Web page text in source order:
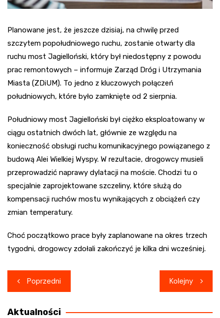
Planowane jest, że jeszcze dzisiaj, na chwilę przed
szczytem popołudniowego ruchu, zostanie otwarty dla
ruchu most Jagielloński, który był niedostępny z powodu
prac remontowych – informuje Zarząd Dróg i Utrzymania
Miasta (ZDiUM). To jedno z kluczowych połączeń
południowych, które było zamknięte od 2 sierpnia.
Południowy most Jagielloński był ciężko eksploatowany w
ciągu ostatnich dwóch lat, głównie ze względu na
konieczność obsługi ruchu komunikacyjnego powiązanego z
budową Alei Wielkiej Wyspy. W rezultacie, drogowcy musieli
przeprowadzić naprawy dylatacji na moście. Chodzi tu o
specjalnie zaprojektowane szczeliny, które służą do
kompensacji ruchów mostu wynikających z obciążeń czy
zmian temperatury.
Choć początkowo prace były zaplanowane na okres trzech
tygodni, drogowcy zdołali zakończyć je kilka dni wcześniej.
Nawigacja
wpisu
Poprzedni Kolejny
Aktualności